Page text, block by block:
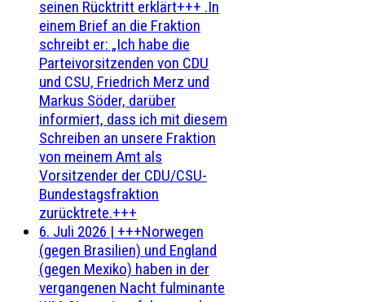
seinen Rücktritt erklärt+++ .In
einem Brief an die Fraktion
schreibt er: „Ich habe die
Parteivorsitzenden von CDU
und CSU, Friedrich Merz und
Markus Söder, darüber
informiert, dass ich mit diesem
Schreiben an unsere Fraktion
von meinem Amt als
Vorsitzender der CDU/CSU-
Bundestagsfraktion
zurücktrete.+++
6. Juli 2026 | +++Norwegen
(gegen Brasilien) und England
(gegen Mexiko) haben in der
vergangenen Nacht fulminante